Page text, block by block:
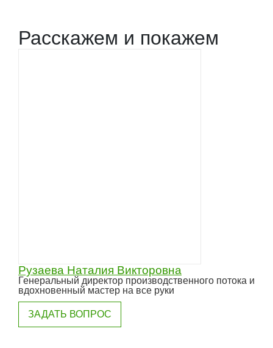
Расскажем и покажем
Рузаева Наталия Викторовна
Генеральный директор производственного потока и
вдохновенный мастер на все руки
ЗАДАТЬ ВОПРОС